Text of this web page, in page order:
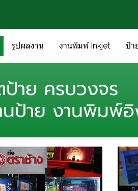
รูปผลงาน งานพิมพ์ Inkjet ป้า
ป้าย ครบวงจร
ป้าย งานพิมพ์อิ